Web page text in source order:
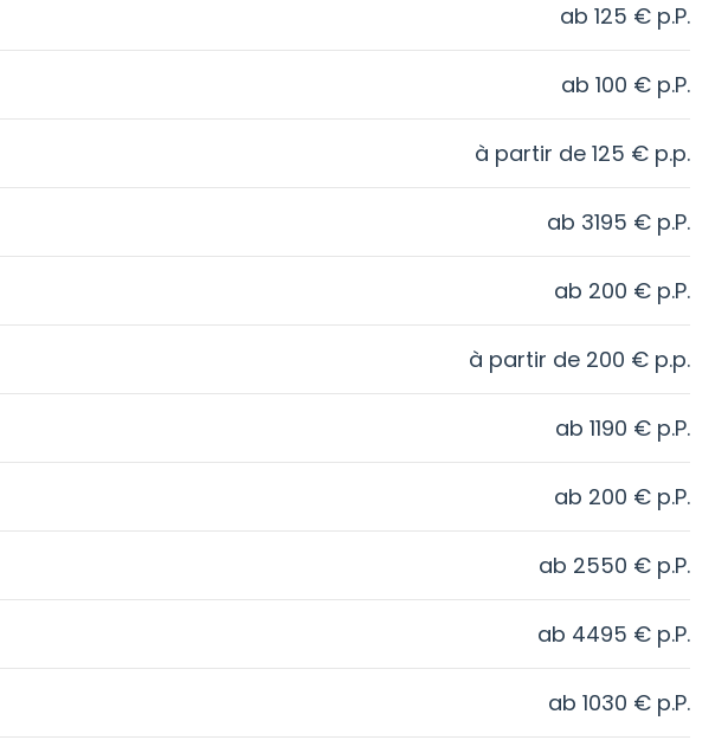
ab 125 € p.P.
ab 100 € p.P.
à partir de 125 € p.p.
ab 3195 € p.P.
ab 200 € p.P.
à partir de 200 € p.p.
ab 1190 € p.P.
ab 200 € p.P.
ab 2550 € p.P.
ab 4495 € p.P.
ab 1030 € p.P.